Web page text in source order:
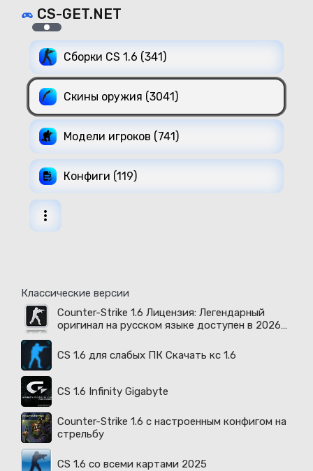
CS-GET.NET
Сборки CS 1.6 (341)
Скины оружия (3041)
Модели игроков (741)
Конфиги (119)
Классические версии
Counter-Strike 1.6 Лицензия: Легендарный
оригинал на русском языке доступен в 2026
CS 1.6 для слабых ПК Скачать кс 1.6
CS 1.6 Infinity Gigabyte
Counter-Strike 1.6 с настроенным конфигом на
стрельбу
CS 1.6 со всеми картами 2025